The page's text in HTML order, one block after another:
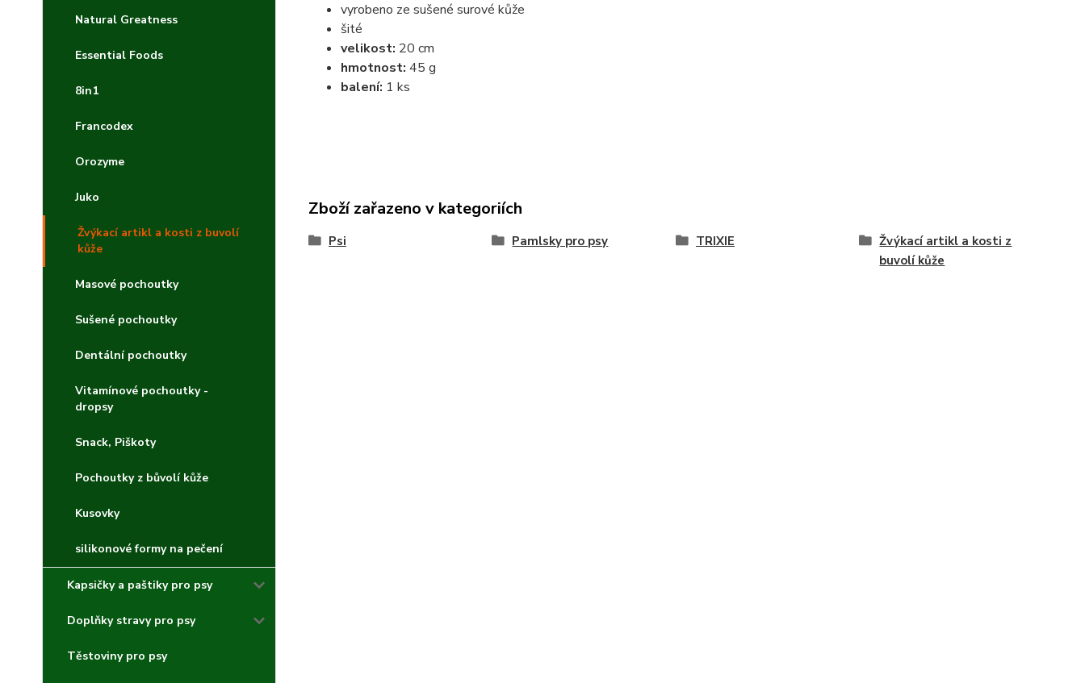
Natural Greatness
Essential Foods
8in1
Francodex
Orozyme
Juko
Žvýkací artikl a kosti z buvolí
kůže
Masové pochoutky
Sušené pochoutky
Dentální pochoutky
Vitamínové pochoutky -
dropsy
Snack, Piškoty
Pochoutky z bůvolí kůže
Kusovky
silikonové formy na pečení
Kapsičky a paštiky pro psy
Doplňky stravy pro psy
Těstoviny pro psy
vyrobeno ze sušené surové kůže
šité
velikost: 20 cm
hmotnost: 45 g
balení: 1 ks
Zboží zařazeno v kategoriích
Psi Pamlsky pro psy TRIXIE
Žvýkací artikl a kosti z
buvolí kůže